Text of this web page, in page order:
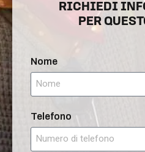
RICHIEDI
PER
Nome
Telefono